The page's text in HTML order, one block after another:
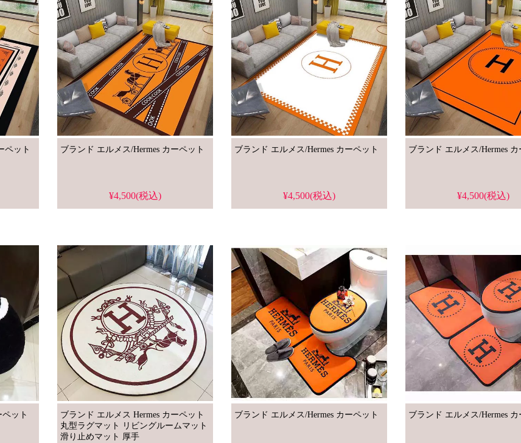
メス/Hermes カーペット ブランド エルメス/Hermes カーペット
¥4,500(税込)
ブランド エルメス/Hermes カーペット
¥4,500(税込)
ブラン
¥4,500(税込)
ル/Chanel カーペット
ブランド エルメス Hermes カーペット
丸型ラグマット リビングルームマット
滑り止めマット 厚手
ブランド エルメス/Hermes カーペット ブラン